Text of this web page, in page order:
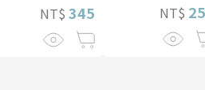
《茶館裡的嫌疑
人》續作】
NT$ 345 NT$